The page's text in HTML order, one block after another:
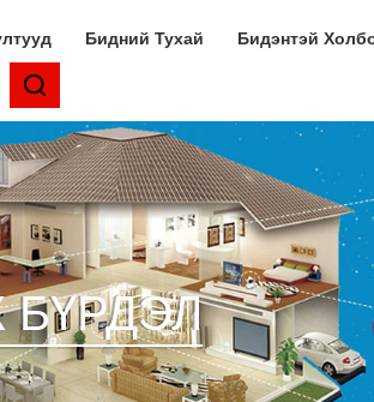
Бидний Тухай Бидэнтэй
БҮРДЭЛ